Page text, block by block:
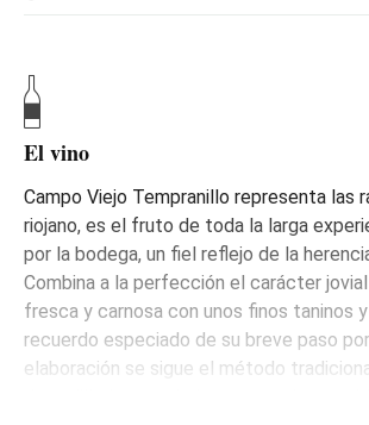
El vino
Campo Viejo Tempranillo representa las
riojano, es el fruto de toda la larga
por la bodega, un fiel reflejo de la
Combina a la perfección el carácter
fresca y carnosa con unos finos taninos
recuerdo especiado de su breve paso
elaboración se sigue el método